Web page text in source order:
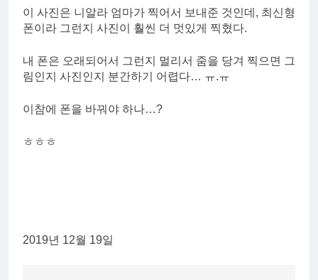
이 사진은 니알라 엄마가 찍어서 보내준 것인데, 최신형
폰이라 그런지 사진이 훨씬 더 멋있게 찍혔다.
내 폰은 오래되어서 그런지 멀리서 줌을 당겨 찍으면 그
림인지 사진인지 분간하기 어렵다… ㅠ.ㅠ
이참에 폰을 바꿔야 하나…?
ㅎㅎㅎ
2019년 12월 19일